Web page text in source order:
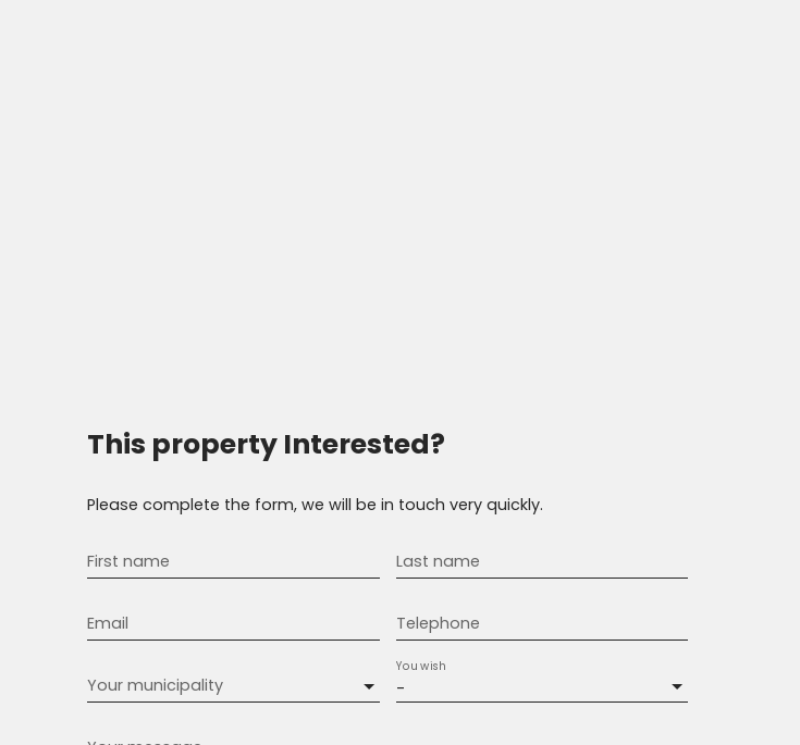
This property Interested?
Please complete the form, we will be in touch very quickly.
First name Last name
Email Telephone
Your municipality -
You wish